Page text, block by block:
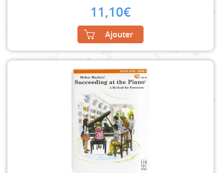
11,10€
Ajouter